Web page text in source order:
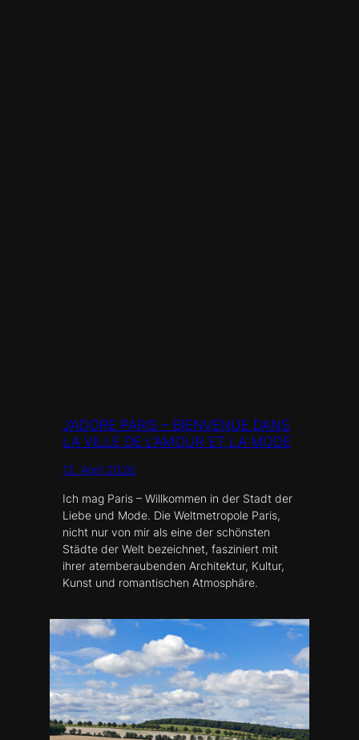
J’ADORE PARIS – BIENVENUE DANS
LA VILLE DE L’AMOUR ET LA MODE
12. April 2026
Ich mag Paris – Willkommen in der Stadt der
Liebe und Mode. Die Weltmetropole Paris,
nicht nur von mir als eine der schönsten
Städte der Welt bezeichnet, fasziniert mit
ihrer atemberaubenden Architektur, Kultur,
Kunst und romantischen Atmosphäre.